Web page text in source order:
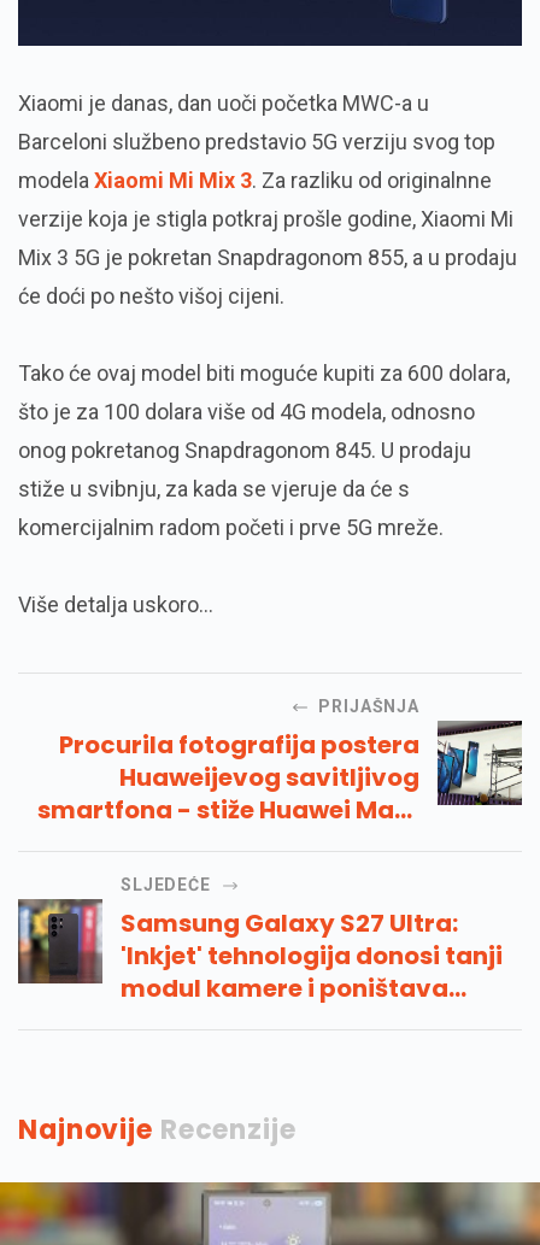
Xiaomi je danas, dan uoči početka MWC-a u
Barceloni službeno predstavio 5G verziju svog top
modela Xiaomi Mi Mix 3. Za razliku od originalnne
verzije koja je stigla potkraj prošle godine, Xiaomi Mi
Mix 3 5G je pokretan Snapdragonom 855, a u prodaju
će doći po nešto višoj cijeni.
Tako će ovaj model biti moguće kupiti za 600 dolara,
što je za 100 dolara više od 4G modela, odnosno
onog pokretanog Snapdragonom 845. U prodaju
stiže u svibnju, za kada se vjeruje da će s
komercijalnim radom početi i prve 5G mreže.
Više detalja uskoro...
PRIJAŠNJA
Procurila fotografija postera
Huaweijevog savitljivog
smartfona - stiže Huawei Mate
X
SLJEDEĆE
Samsung Galaxy S27 Ultra:
'Inkjet' tehnologija donosi tanji
modul kamere i poništava
odsjaj
Najnovije Recenzije